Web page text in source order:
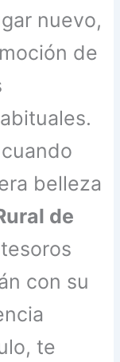
nuevo,
de
belleza
de
con su
te